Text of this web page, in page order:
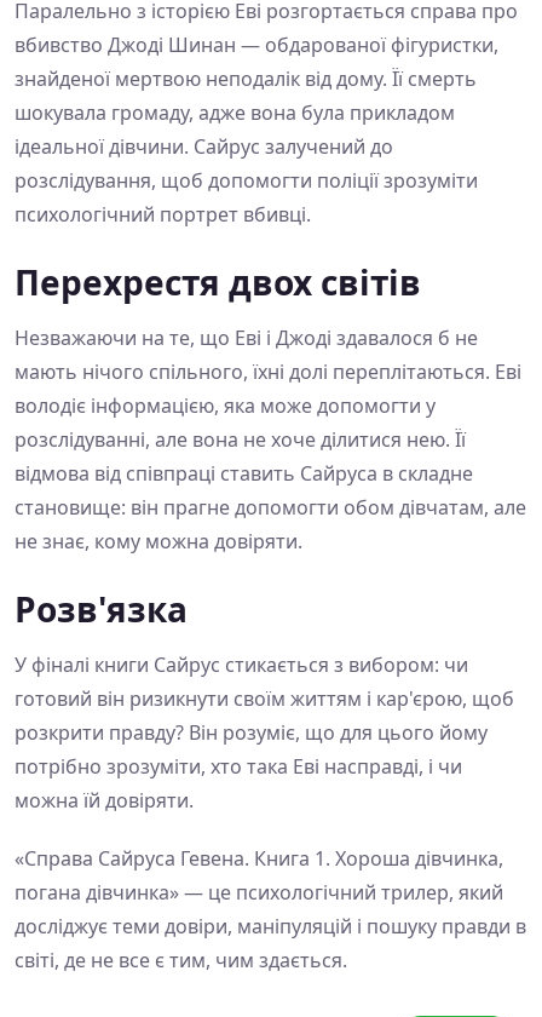
Паралельно з історією Еві розгортається справа про
вбивство Джоді Шинан — обдарованої фігуристки,
знайденої мертвою неподалік від дому. Її смерть
шокувала громаду, адже вона була прикладом
ідеальної дівчини. Сайрус залучений до
розслідування, щоб допомогти поліції зрозуміти
психологічний портрет вбивці.
Перехрестя двох світів
Незважаючи на те, що Еві і Джоді здавалося б не
мають нічого спільного, їхні долі переплітаються. Еві
володіє інформацією, яка може допомогти у
розслідуванні, але вона не хоче ділитися нею. Її
відмова від співпраці ставить Сайруса в складне
становище: він прагне допомогти обом дівчатам, але
не знає, кому можна довіряти.
Розв'язка
У фіналі книги Сайрус стикається з вибором: чи
готовий він ризикнути своїм життям і кар'єрою, щоб
розкрити правду? Він розуміє, що для цього йому
потрібно зрозуміти, хто така Еві насправді, і чи
можна їй довіряти.
«Справа Сайруса Гевена. Книга 1. Хороша дівчинка,
погана дівчинка» — це психологічний трилер, який
досліджує теми довіри, маніпуляцій і пошуку правди в
світі, де не все є тим, чим здається.